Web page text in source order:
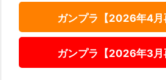
ガンプラ【2026年4月
ガンプラ【2026年3月